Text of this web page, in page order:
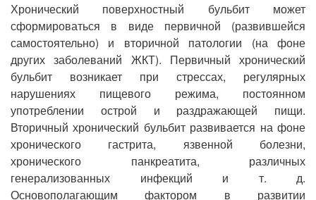
Хронический поверхностный бульбит может
сформироваться в виде первичной (развившейся
самостоятельно) и вторичной патологии (на фоне
других заболеваний ЖКТ). Первичный хронический
бульбит возникает при стрессах, регулярных
нарушениях пищевого режима, постоянном
употреблении острой и раздражающей пищи.
Вторичный хронический бульбит развивается на фоне
хронического гастрита, язвенной болезни,
хронического панкреатита, различных
генерализованных инфекций и т. д.
Основополагающим фактором в развитии